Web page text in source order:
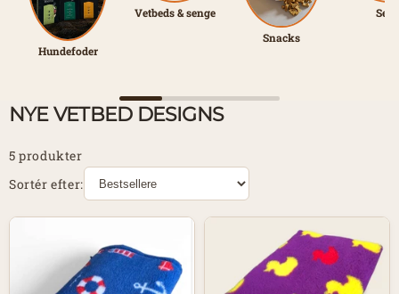
Hundefoder
Vetbeds & senge
Snacks
NYE VETBED DESIGNS
5 produkter
Sortér efter: